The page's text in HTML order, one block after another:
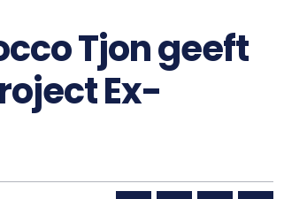
Tjon geeft
Ex-